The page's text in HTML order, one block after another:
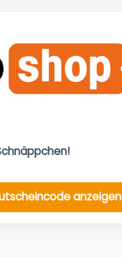
anzeigen